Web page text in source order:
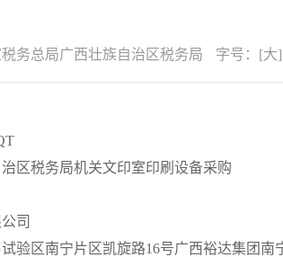
税务总局广西壮族自治区税务局 字号： [大
区税务局机关文印室印刷设备采购
司
验区南宁片区凯旋路16号广西裕达集团南